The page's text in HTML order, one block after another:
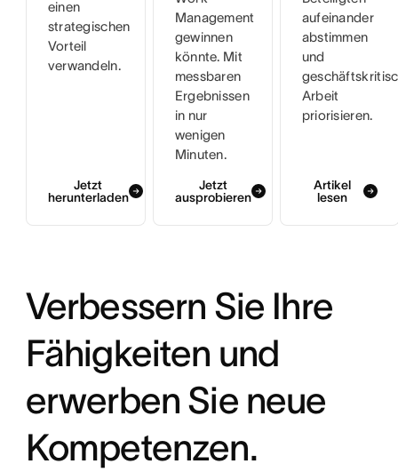
einen
strategischen
Vorteil
verwandeln.
Jetzt
herunterladen
Management
gewinnen
könnte. Mit
messbaren
Ergebnissen
in nur
wenigen
Minuten.
Jetzt
ausprobieren
aufeinander
abstimmen
und
Arbeit
priorisieren.
Artikel
lesen
Verbessern Sie Ihre
Fähigkeiten und
erwerben Sie neue
Kompetenzen.